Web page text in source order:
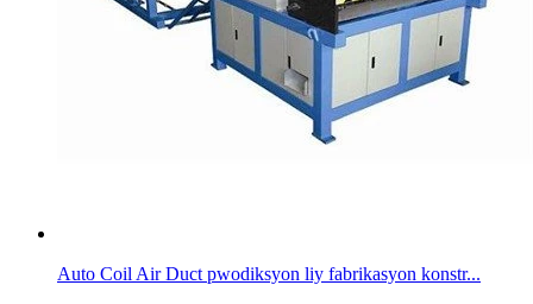
Auto Coil Air Duct pwodiksyon liy fabrikasyon konstr...